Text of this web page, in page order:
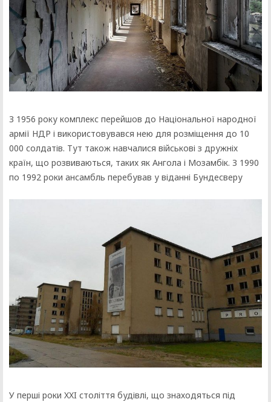
З 1956 року комплекс перейшов до Національної народної
армії НДР і використовувався нею для розміщення до 10
000 солдатів. Тут також навчалися військові з дружніх
країн, що розвиваються, таких як Ангола і Мозамбік. З 1990
по 1992 роки ансамбль перебував у віданні Бундесверу
У перші роки XXI століття будівлі, що знаходяться під